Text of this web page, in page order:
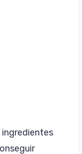
ingredientes